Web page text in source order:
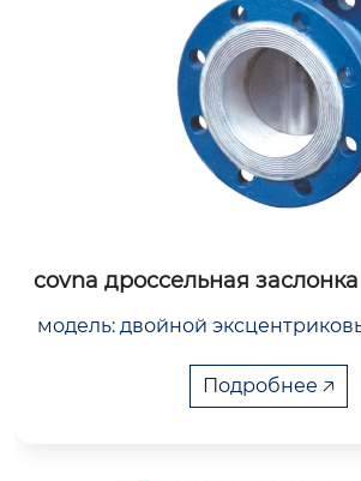
covna hk60-q-gt 3-ходовой
covna высоконапорный
с двумя общими портами и
ым портом. hpmv используется
Подробнее 🡥